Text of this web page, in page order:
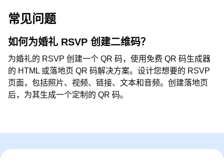
常见问题
如何为婚礼 RSVP 创建二维码？
为婚礼的 RSVP 创建一个 QR 码，使用免费 QR 码生成器
的 HTML 或落地页 QR 码解决方案。设计您想要的 RSVP
页面，包括照片、视频、链接、文本和音频。创建落地页
后，为其生成一个定制的 QR 码。